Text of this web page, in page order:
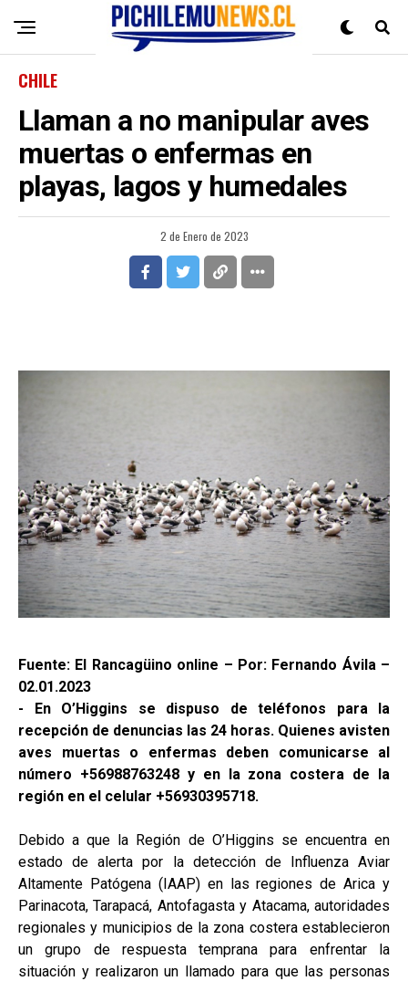
CHILE
Llaman a no manipular aves
muertas o enfermas en
playas, lagos y humedales
2 de Enero de 2023
Fuente: El Rancagüino online – Por: Fernando Ávila –
02.01.2023
- En O’Higgins se dispuso de teléfonos para la
recepción de denuncias las 24 horas. Quienes avisten
aves muertas o enfermas deben comunicarse al
número +56988763248 y en la zona costera de la
región en el celular +56930395718.
Debido a que la Región de O’Higgins se encuentra en
estado de alerta por la detección de Influenza Aviar
Altamente Patógena (IAAP) en las regiones de Arica y
Parinacota, Tarapacá, Antofagasta y Atacama, autoridades
regionales y municipios de la zona costera establecieron
un grupo de respuesta temprana para enfrentar la
situación y realizaron un llamado para que las personas